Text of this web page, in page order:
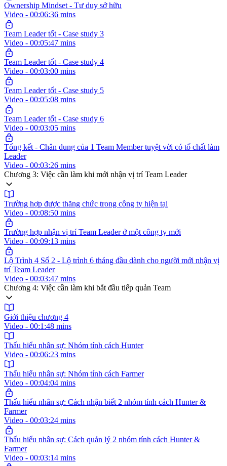
Ownership Mindset - Tư duy sở hữu
Video - 00:06:36 mins
Team Leader tốt - Case study 3
Video - 00:05:47 mins
Team Leader tốt - Case study 4
Video - 00:03:00 mins
Team Leader tốt - Case study 5
Video - 00:05:08 mins
Team Leader tốt - Case study 6
Video - 00:03:05 mins
Tổng kết - Chân dung của 1 Team Member tuyệt vời có tố chất làm
Leader
Video - 00:03:26 mins
Chương 3: Việc cần làm khi mới nhận vị trí Team Leader
Trường hợp được thăng chức trong công ty hiện tại
Video - 00:08:50 mins
Trường hợp nhận vị trí Team Leader ở một công ty mới
Video - 00:09:13 mins
Lộ Trình 4 Số 2 - Lộ trình 6 tháng đầu dành cho người mới nhận vị
trí Team Leader
Video - 00:03:47 mins
Chương 4: Việc cần làm khi bắt đầu tiếp quản Team
Giới thiệu chương 4
Video - 00:1:48 mins
Thấu hiểu nhân sự: Nhóm tính cách Hunter
Video - 00:06:23 mins
Thấu hiểu nhân sự: Nhóm tính cách Farmer
Video - 00:04:04 mins
Thấu hiểu nhân sự: Cách nhận biết 2 nhóm tính cách Hunter &
Farmer
Video - 00:03:24 mins
Thấu hiểu nhân sự: Cách quản lý 2 nhóm tính cách Hunter &
Farmer
Video - 00:03:14 mins